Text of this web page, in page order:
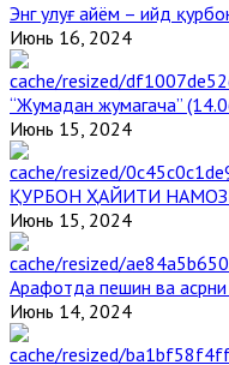
Энг улуғ айём – ийд
Июнь 16, 2024
“Жумадан жумагача”
Июнь 15, 2024
ҚУРБОН ҲАЙИТИ
Июнь 15, 2024
Арафотда пешин ва
Июнь 14, 2024